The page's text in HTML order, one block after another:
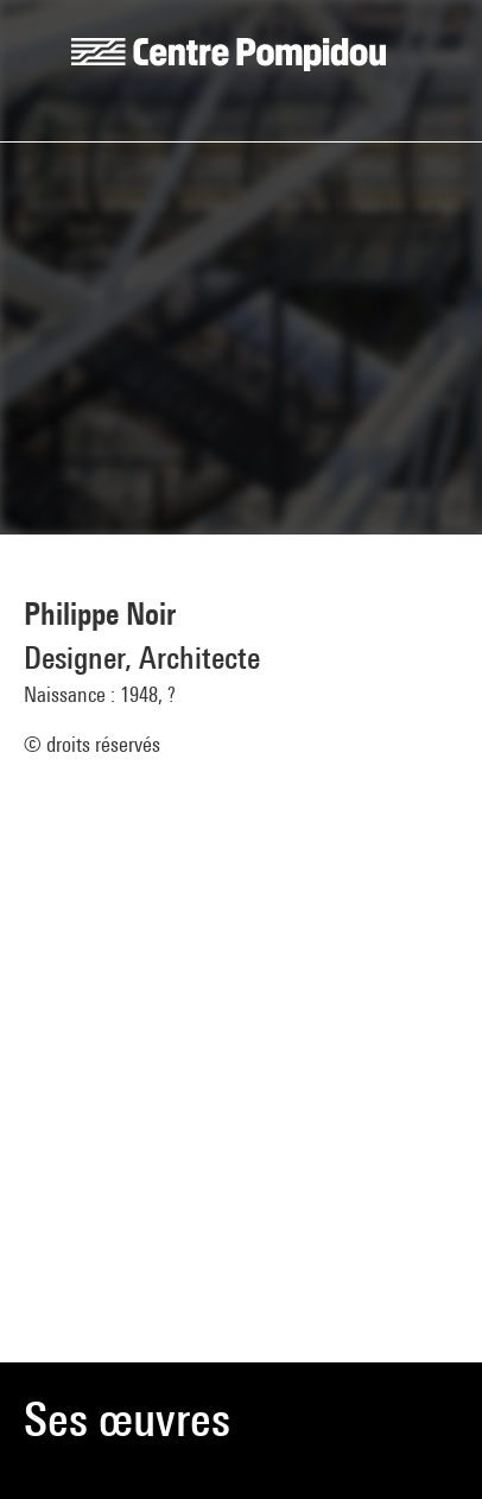
Philippe Noir
Designer, Architecte
Naissance : 1948, ?
© droits réservés
Ses œuvres